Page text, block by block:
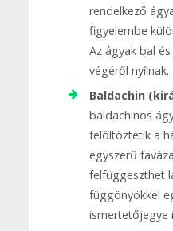
rendelkező
figyelembe
Az ágyak bal
végéről nyílnak.
Baldachin
baldachinos
felöltöztetik a
egyszerű
felfüggeszthet
függönyökkel
ismertetőjegye